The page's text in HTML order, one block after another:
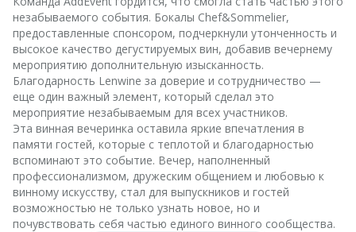
незабываемого события. Бокалы Chef&Sommelier,
предоставленные спонсором, подчеркнули утонченность и
высокое качество дегустируемых вин, добавив вечернему
мероприятию дополнительную изысканность.
Благодарность Lenwine за доверие и сотрудничество —
еще один важный элемент, который сделал это
мероприятие незабываемым для всех участников.
Эта винная вечеринка оставила яркие впечатления в
памяти гостей, которые с теплотой и благодарностью
вспоминают это событие. Вечер, наполненный
профессионализмом, дружеским общением и любовью к
винному искусству, стал для выпускников и гостей
возможностью не только узнать новое, но и
почувствовать себя частью единого винного сообщества.